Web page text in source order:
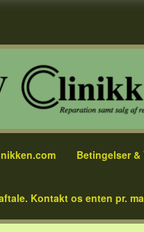
Betingelser &
Kontakt os enten pr.